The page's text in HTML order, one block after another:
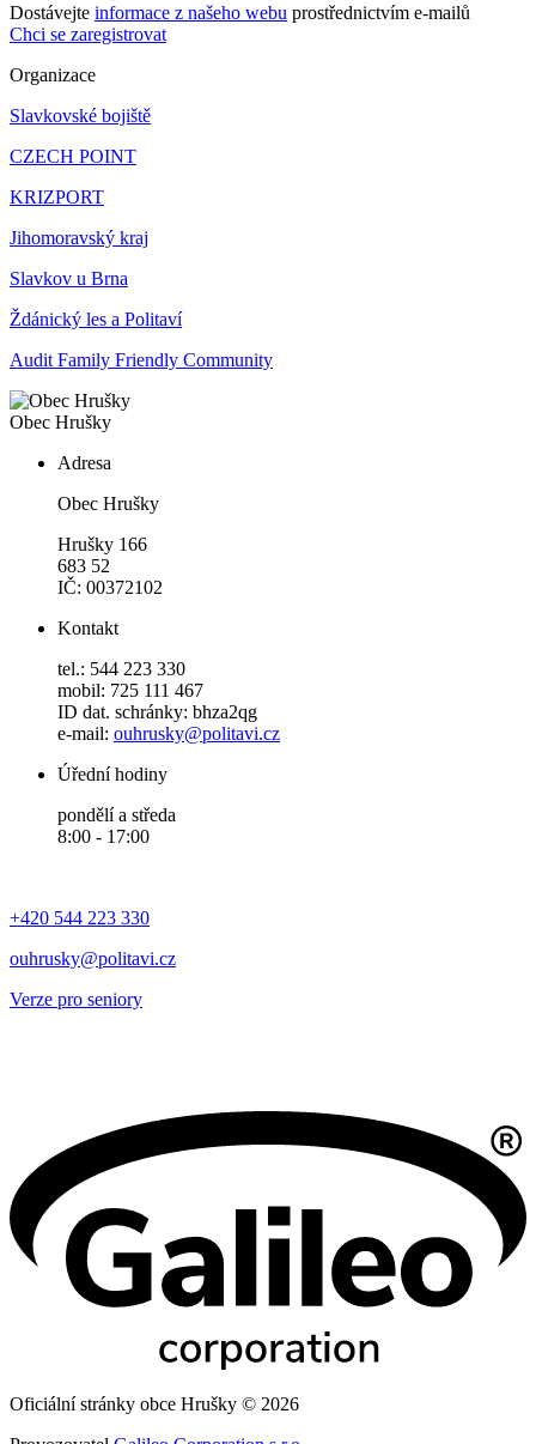
Dostávejte informace z našeho webu prostřednictvím e-mailů
Chci se zaregistrovat
Organizace
Slavkovské bojiště
CZECH POINT
KRIZPORT
Jihomoravský kraj
Slavkov u Brna
Ždánický les a Politaví
Audit Family Friendly Community
Obec Hrušky
Adresa
Obec Hrušky
Hrušky 166
683 52
IČ: 00372102
Kontakt
tel.: 544 223 330
mobil: 725 111 467
ID dat. schránky: bhza2qg
e-mail: ouhrusky@politavi.cz
Úřední hodiny
pondělí a středa
8:00 - 17:00
+420 544 223 330
ouhrusky@politavi.cz
Verze pro seniory
Oficiální stránky obce Hrušky © 2026